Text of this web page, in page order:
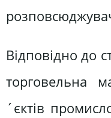
Відповідно до
торговельна
´єктів